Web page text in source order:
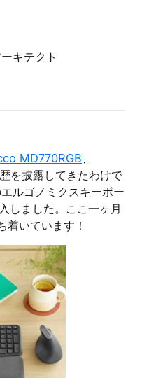
キテクト
MD770RGB、
を披露してきたわけで
ルゴノミクスキーボー
しました。ここ一ヶ月
いています！